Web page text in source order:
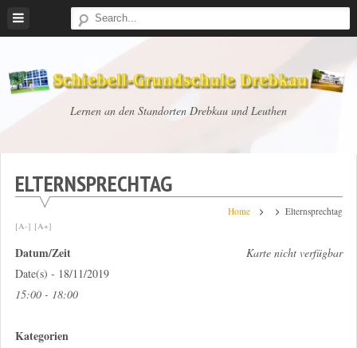
Skip
Schiebell-
Drebkau
Lernen an den Standorten Drebkau und Leuthen
ELTERNSPRECHTAG
Home Elternsprechtag
[A-] [A+]
Karte nicht verfügbar
Datum/Zeit
Date(s) - 18/11/2019
15:00 - 18:00
Kategorien